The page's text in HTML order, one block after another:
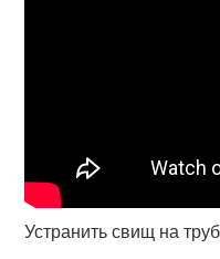
Устранить свищ на